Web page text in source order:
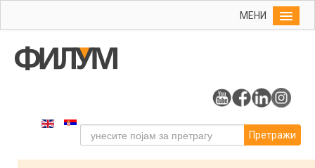
МЕНИ
Упис
Уметност
Претражи